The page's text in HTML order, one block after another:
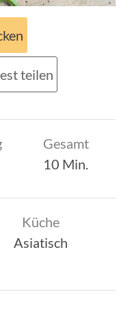
teilen
Gesamt
10 Minuten
Min.
Küche
Asiatisch